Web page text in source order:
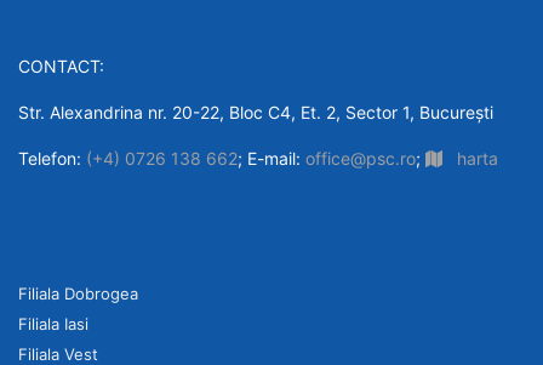
CONTACT:
Str. Alexandrina nr. 20-22, Bloc C4, Et. 2, Sector 1, București
Telefon: (+4) 0726 138 662; E-mail: office@psc.ro; harta
Filiala Dobrogea
Filiala Iasi
Filiala Vest